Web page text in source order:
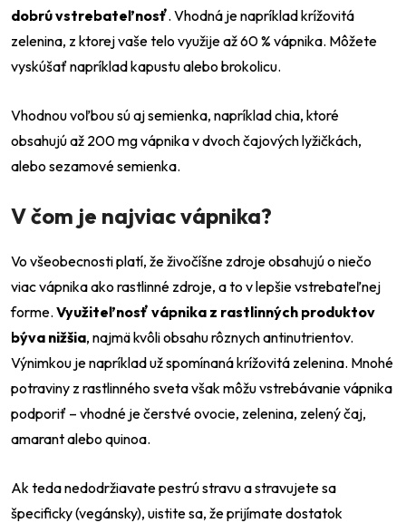
dobrú vstrebateľnosť. Vhodná je napríklad krížovitá
zelenina, z ktorej vaše telo využije až 60 % vápnika. Môžete
vyskúšať napríklad kapustu alebo brokolicu.
Vhodnou voľbou sú aj semienka, napríklad chia, ktoré
obsahujú až 200 mg vápnika v dvoch čajových lyžičkách,
alebo sezamové semienka.
V čom je najviac vápnika?
Vo všeobecnosti platí, že živočíšne zdroje obsahujú o niečo
viac vápnika ako rastlinné zdroje, a to v lepšie vstrebateľnej
forme. Využiteľnosť vápnika z rastlinných produktov
býva nižšia, najmä kvôli obsahu rôznych antinutrientov.
Výnimkou je napríklad už spomínaná krížovitá zelenina. Mnohé
potraviny z rastlinného sveta však môžu vstrebávanie vápnika
podporiť – vhodné je čerstvé ovocie, zelenina, zelený čaj,
amarant alebo quinoa.
Ak teda nedodržiavate pestrú stravu a stravujete sa
špecificky (vegánsky), uistite sa, že prijímate dostatok